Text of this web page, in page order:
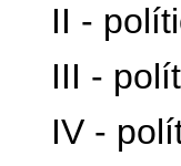
II -
III -
IV -